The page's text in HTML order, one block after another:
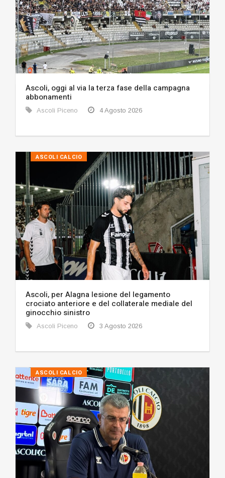
Ascoli, oggi al via la terza fase della campagna
abbonamenti
Ascoli Piceno 4 Agosto 2026
ASCOLI CALCIO
Ascoli, per Alagna lesione del legamento
crociato anteriore e del collaterale mediale del
ginocchio sinistro
Ascoli Piceno 3 Agosto 2026
ASCOLI CALCIO